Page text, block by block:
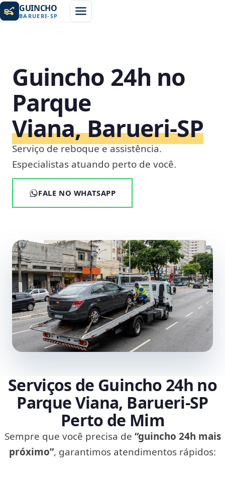
GUINCHO
BARUERI-SP
Guincho 24h no
Parque
Viana, Barueri‑SP
Serviço de reboque e assistência.
Especialistas atuando perto de você.
FALE NO WHATSAPP
Serviços de Guincho 24h no
Parque Viana, Barueri‑SP
Perto de Mim
Sempre que você precisa de “guincho 24h mais
próximo”, garantimos atendimentos rápidos: